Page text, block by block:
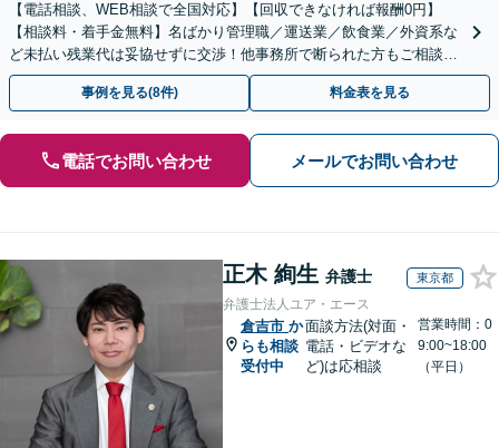
【電話相談、WEB相談で全国対応】【回収できなければ報酬0円】
【相談料・着手金無料】名ばかり管理職／運送業／飲食業／外資系な
ど未払い残業代は妥協せずに交渉！他事務所で断られた方もご相談く
ださい。【解決事例が豊富】土曜日も電話受付しています
事例を見る(8件) 料金表を見る
電話でお問い合わせ メールでお問い合わせ
正木 絢生 弁護士 東京都
弁護士法人ユア・エース
倉吉市 か
らも相談
受付中
面談方法(対面・
電話・ビデオな
ど)は応相談
営業時間：0
9:00~18:00
（平日）